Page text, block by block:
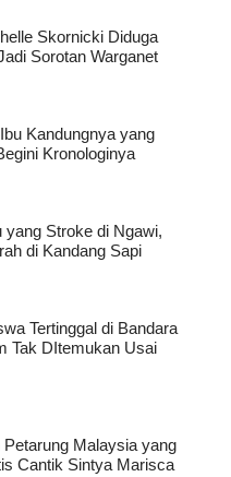
Skornicki Diduga
Sorotan Warganet
Kandungnya yang
Kronologinya
yang Stroke di Ngawi,
di Kandang Sapi
Tertinggal di Bandara
Tak DItemukan Usai
Malaysia yang
Cantik Sintya Marisca